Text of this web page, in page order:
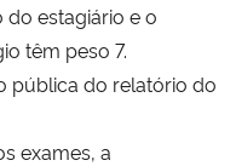
estagiário e o
têm peso 7.
pública do relatório do
exames, a